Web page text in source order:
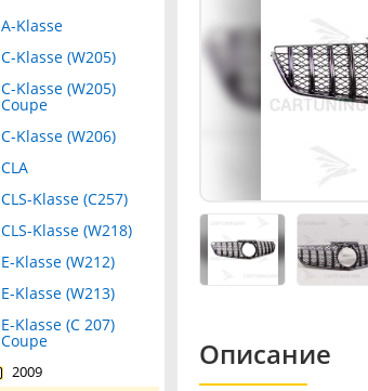
Описание
A-Klasse
C-Klasse (W205)
C-Klasse (W205)
Coupe
C-Klasse (W206)
CLA
CLS-Klasse (C257)
CLS-Klasse (W218)
E-Klasse (W212)
E-Klasse (W213)
E-Klasse (C 207)
Coupe
2009